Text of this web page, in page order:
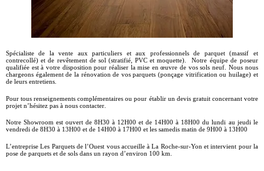
Spécialiste de la vente aux particuliers et aux professionnels de parquet (massif et
contrecollé) et de revêtement de sol (stratifié, PVC et moquette). Notre équipe de poseur
qualifiée est à votre disposition pour réaliser la mise en œuvre de vos sols neuf. Nous nous
chargeons également de la rénovation de vos parquets (ponçage vitrification ou huilage) et
de leurs entretiens.
Pour tous renseignements complémentaires ou pour établir un devis gratuit concernant votre
projet n’hésitez pas à nous contacter
Notre Showroom est ouvert de 8H30 à 12H00 et de 14H00 à 18H00 du lundi au jeudi le
vendredi de 8H30 à 13H00 et de 14H00 à 17H00 et les samedis matin de 9H00 à 13H00
L’entreprise Les Parquets de l’Ouest vous accueille à La Roche-sur-Yon et intervient pour la
pose de parquets et de sols dans un rayon d’environ 100 km.